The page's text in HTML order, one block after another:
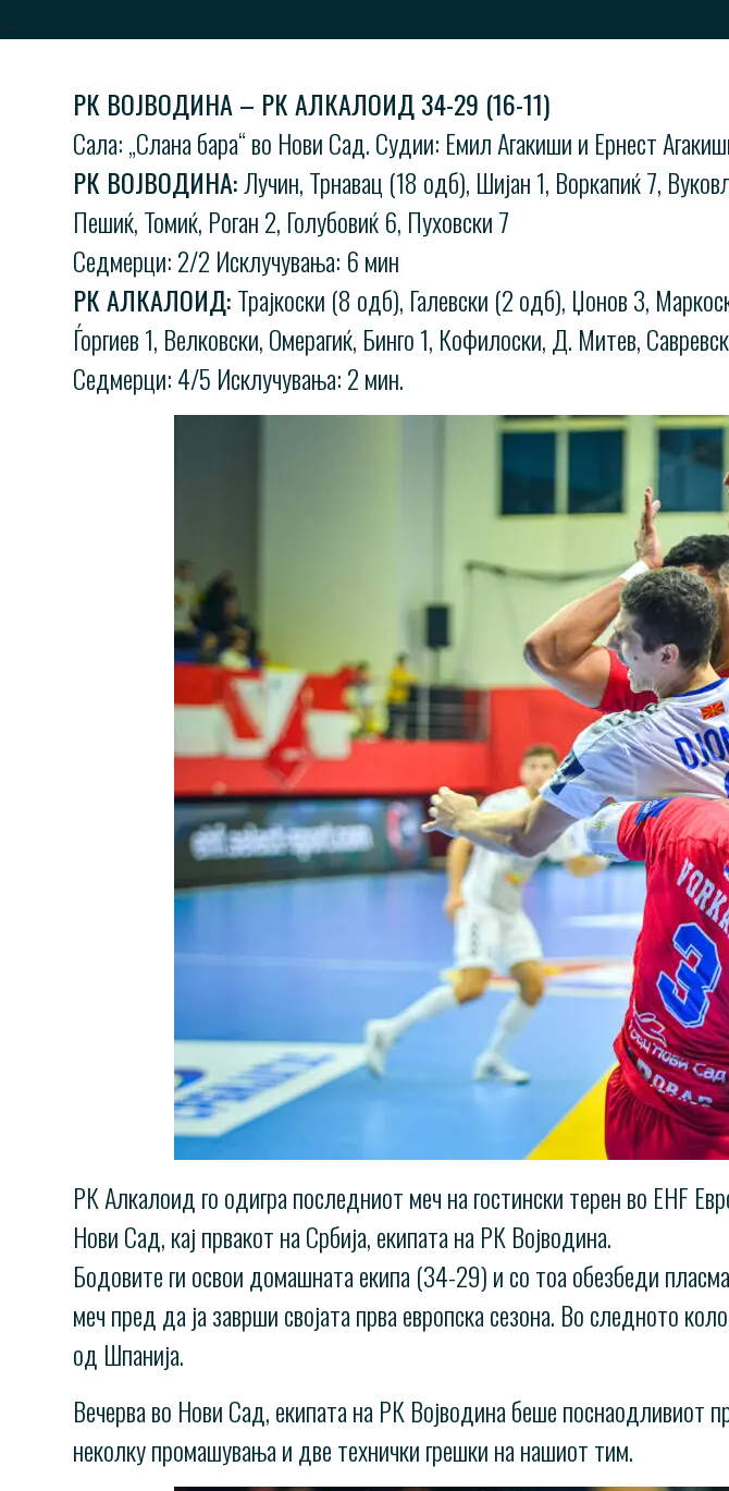
-->
РК ВОЈВОДИНА – РК АЛКАЛОИД 34-29 (16-11)
Сала: „Слана бара“ во Нови Сад. Судии: Емил Агакиши и Ернест
РК ВОЈВОДИНА:Лучин, Трнавац (18 одб), Шијан 1, Воркапиќ 7,
Пешиќ, Томиќ, Роган 2, Голубовиќ 6, Пуховски 7
Седмерци: 2/2 Исклучувања: 6 мин
РК АЛКАЛОИД:Трајкоски (8 одб), Галевски (2 одб), Џонов 3,
Ѓоргиев 1, Велковски, Омерагиќ, Бинго 1, Кофилоски, Д. Митев,
Седмерци: 4/5 Исклучувања: 2 мин.
РК Алкалоид го одигра последниот меч на гостински терен во EHF
Нови Сад, кај првакот на Србија, екипата на РК Војводина.
Бодовите ги освои домашната екипа (34-29) и со тоа обезбеди
меч пред да ја заврши својата прва европска сезона. Во следното
од Шпанија.
Вечерва во Нови Сад, екипата на РК Војводина беше поснаодливиот
неколку промашувања и две технички грешки на нашиот тим.